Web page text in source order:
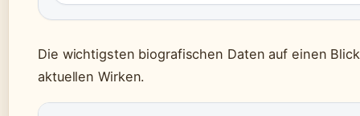
Die wichtigsten biografischen Daten auf einen
aktuellen Wirken.